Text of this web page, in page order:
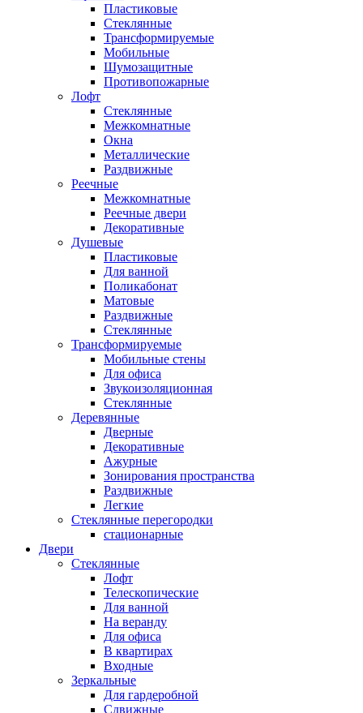
Пластиковые
Стеклянные
Трансформируемые
Мобильные
Шумозащитные
Противопожарные
Лофт
Стеклянные
Межкомнатные
Окна
Металлические
Раздвижные
Реечные
Межкомнатные
Реечные двери
Декоративные
Душевые
Пластиковые
Для ванной
Поликабонат
Матовые
Раздвижные
Стеклянные
Трансформируемые
Мобильные стены
Для офиса
Звукоизоляционная
Стеклянные
Деревянные
Дверные
Декоративные
Ажурные
Зонирования пространства
Раздвижные
Легкие
Стеклянные перегородки
стационарные
Двери
Стеклянные
Лофт
Телескопические
Для ванной
На веранду
Для офиса
В квартирах
Входные
Зеркальные
Для гардеробной
Сдвижные